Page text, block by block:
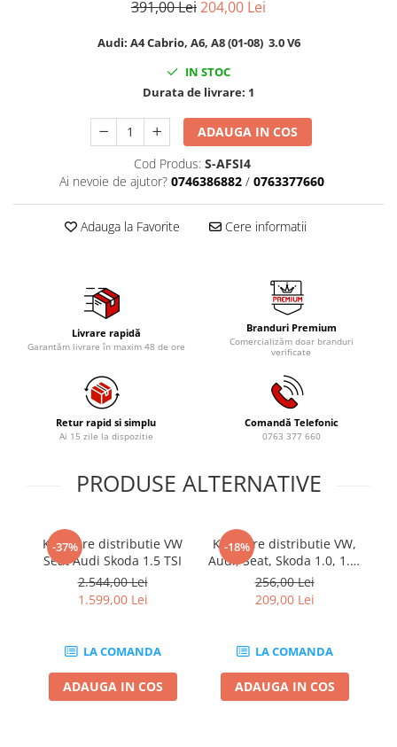
Invertoare Sudura
Pompe si Cilindri Hidraulici
Prese pentru arcuri
Redresoare,Roboti Pornire,Cabluri
Accesorii schimb ulei
Chei buson baie ulei
Chei filtru ulei
Recuperatoare de ulei
Scule Ajutatoare
Scule De Mana si Unelte
Aparate de nituit si capsat
Capsatoare tapiterie
Ciocane Dalti si Dornuri
Gresoare
Reparat Filete
Aeroterme si Incalzitoare
Aspiratoare industriale
391,00 Lei204,00 Lei
Audi: A4 Cabrio, A6, A8 (01-08) 3.0 V6
IN STOC
Durata de livrare: 1
ADAUGA IN COS
Cod Produs: S-AFSI4
Ai nevoie de ajutor? 0746386882 / 0763377660
Adauga la Favorite Cere informatii
Livrare rapidă
Garantăm livrare în maxim 48 de ore
Branduri Premium
Comercializăm doar branduri
verificate
Retur rapid si simplu
Ai 15 zile la dispozitie
Comandă Telefonic
0763 377 660
PRODUSE ALTERNATIVE
-37%
Kit fixare distributie VW
Seat Audi Skoda 1.5 TSI
2.544,00 Lei
1.599,00 Lei
LA COMANDA
ADAUGA IN COS
-18%
Kit fixare distributie VW,
Audi, Seat, Skoda 1.0, 1.2,
1.4
256,00 Lei
209,00 Lei
LA COMANDA
ADAUGA IN COS